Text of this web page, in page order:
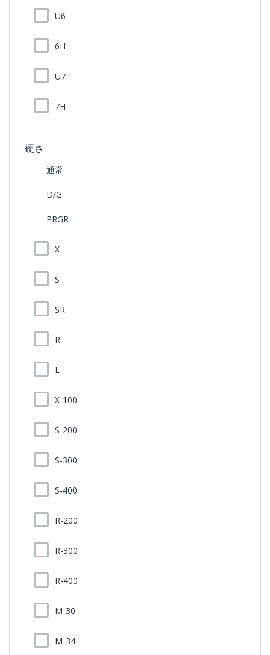
U6
6H
U7
7H
硬さ
通常
D/G
PRGR
X
S
SR
R
L
X-100
S-200
S-300
S-400
R-200
R-300
R-400
M-30
M-34